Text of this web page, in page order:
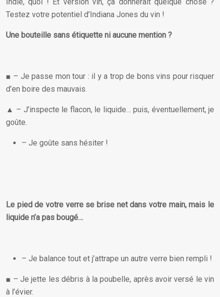
Testez votre potentiel d’Indiana Jones du vin !
Une bouteille sans étiquette ni aucune mention ?
■ – Je passe mon tour : il y a trop de bons vins pour risquer
d’en boire des mauvais.
▲ – J’inspecte le flacon, le liquide… puis, éventuellement, je
goûte.
– Je goûte sans hésiter !
Le pied de votre verre se brise netdans votre main, mais le
liquide n’a pas bougé…
– Je balance tout et j’attrape un autre verre bien rempli !
■ – Je jette les débris à la poubelle, après avoir versé le vin
à l’évier.